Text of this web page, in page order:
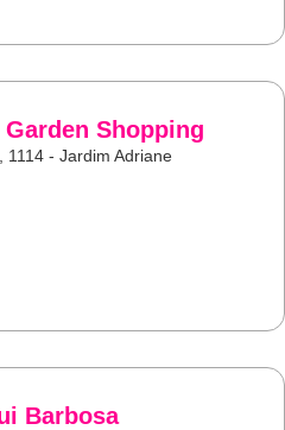
Shopping
1114 - Jardim Adriane
Barbosa